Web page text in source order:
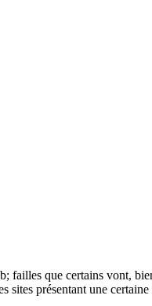
que certains vont,
présentant une